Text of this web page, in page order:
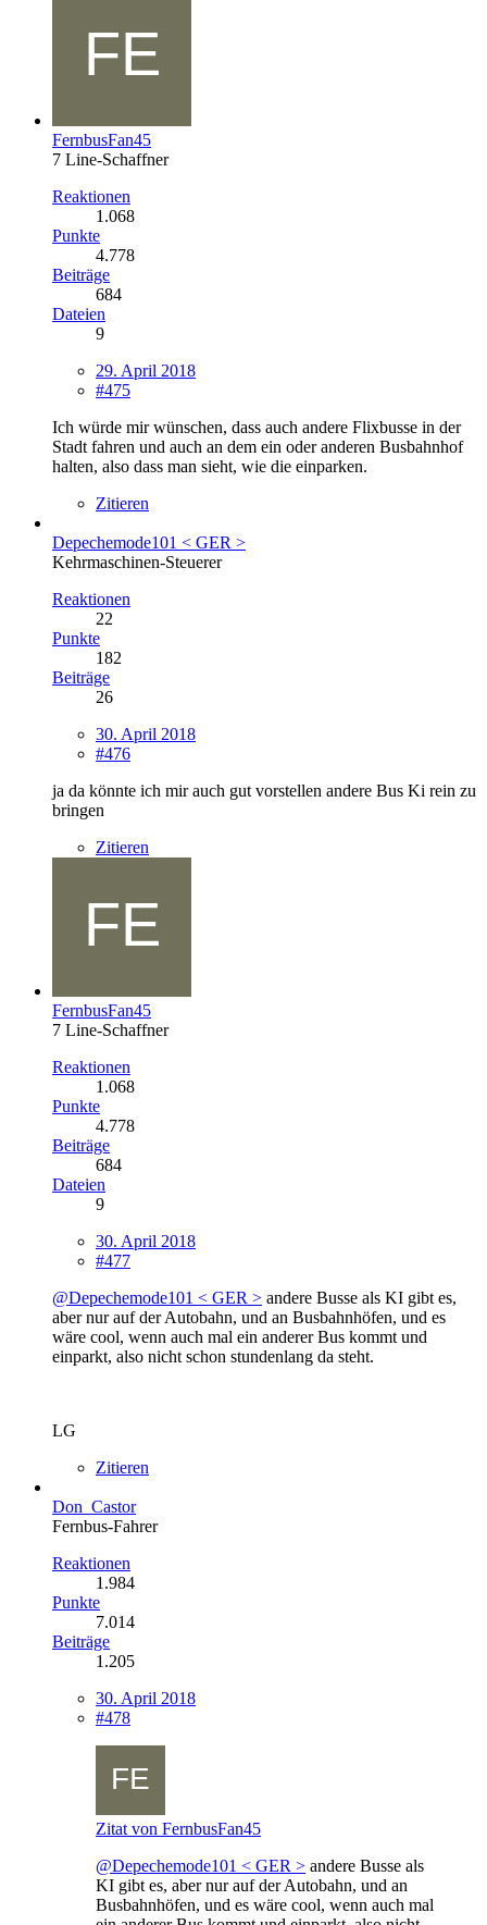
FernbusFan45
7 Line-Schaffner
Reaktionen
1.068
Punkte
4.778
Beiträge
684
Dateien
9
29. April 2018
#475
Ich würde mir wünschen, dass auch andere Flixbusse in der
Stadt fahren und auch an dem ein oder anderen Busbahnhof
halten, also dass man sieht, wie die einparken.
Zitieren
Depechemode101 < GER >
Kehrmaschinen-Steuerer
Reaktionen
22
Punkte
182
Beiträge
26
30. April 2018
#476
ja da könnte ich mir auch gut vorstellen andere Bus Ki rein zu
bringen
Zitieren
FernbusFan45
7 Line-Schaffner
Reaktionen
1.068
Punkte
4.778
Beiträge
684
Dateien
9
30. April 2018
#477
@Depechemode101 < GER > andere Busse als KI gibt es,
aber nur auf der Autobahn, und an Busbahnhöfen, und es
wäre cool, wenn auch mal ein anderer Bus kommt und
einparkt, also nicht schon stundenlang da steht.
LG
Zitieren
Don_Castor
Fernbus-Fahrer
Reaktionen
1.984
Punkte
7.014
Beiträge
1.205
30. April 2018
#478
Zitat von FernbusFan45
@Depechemode101 < GER > andere Busse als
KI gibt es, aber nur auf der Autobahn, und an
Busbahnhöfen, und es wäre cool, wenn auch mal